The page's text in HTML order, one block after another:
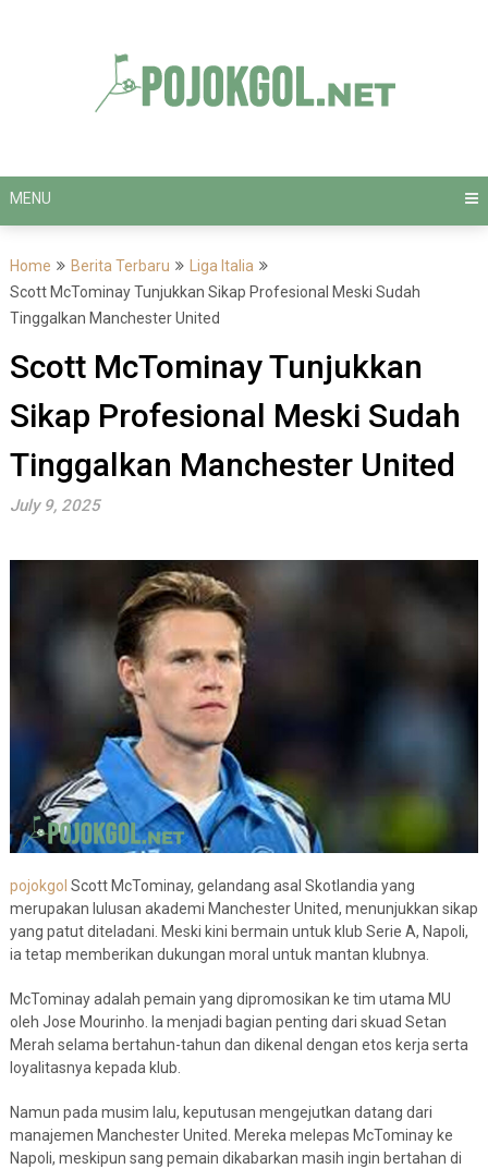
MENU
Home Berita Terbaru
Liga Italia
Scott McTominay Tunjukkan Sikap Profesional Meski Sudah
Tinggalkan Manchester United
Scott McTominay Tunjukkan
Sikap Profesional Meski Sudah
Tinggalkan Manchester United
July 9, 2025
pojokgol Scott McTominay, gelandang asal Skotlandia yang
merupakan lulusan akademi Manchester United, menunjukkan sikap
yang patut diteladani. Meski kini bermain untuk klub Serie A, Napoli,
ia tetap memberikan dukungan moral untuk mantan klubnya.
McTominay adalah pemain yang dipromosikan ke tim utama MU
oleh Jose Mourinho. Ia menjadi bagian penting dari skuad Setan
Merah selama bertahun-tahun dan dikenal dengan etos kerja serta
loyalitasnya kepada klub.
Namun pada musim lalu, keputusan mengejutkan datang dari
manajemen Manchester United. Mereka melepas McTominay ke
Napoli, meskipun sang pemain dikabarkan masih ingin bertahan di